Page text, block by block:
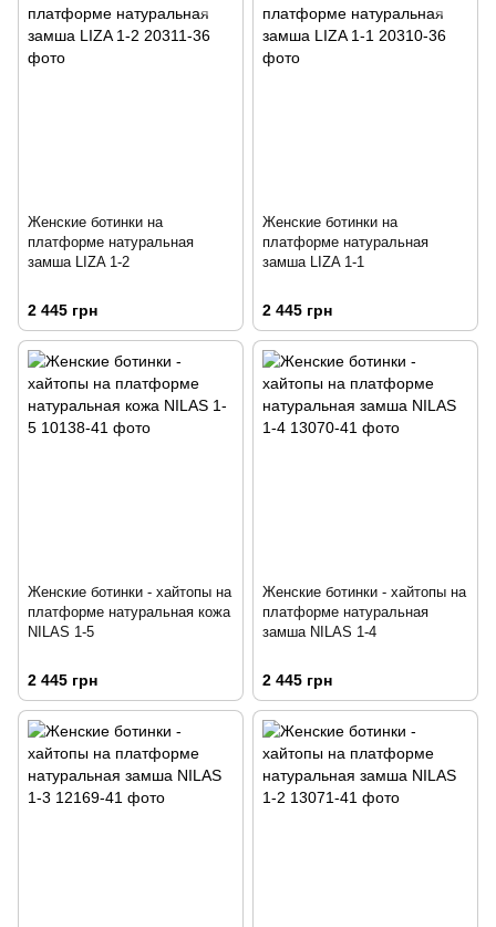
Женские ботинки на
платформе натуральная
замша LIZA 1-2
2 445 грн
Женские ботинки на
платформе натуральная
замша LIZA 1-1
2 445 грн
Женские ботинки - хайтопы на
платформе натуральная кожа
NILAS 1-5
2 445 грн
Женские ботинки - хайтопы на
платформе натуральная
замша NILAS 1-4
2 445 грн